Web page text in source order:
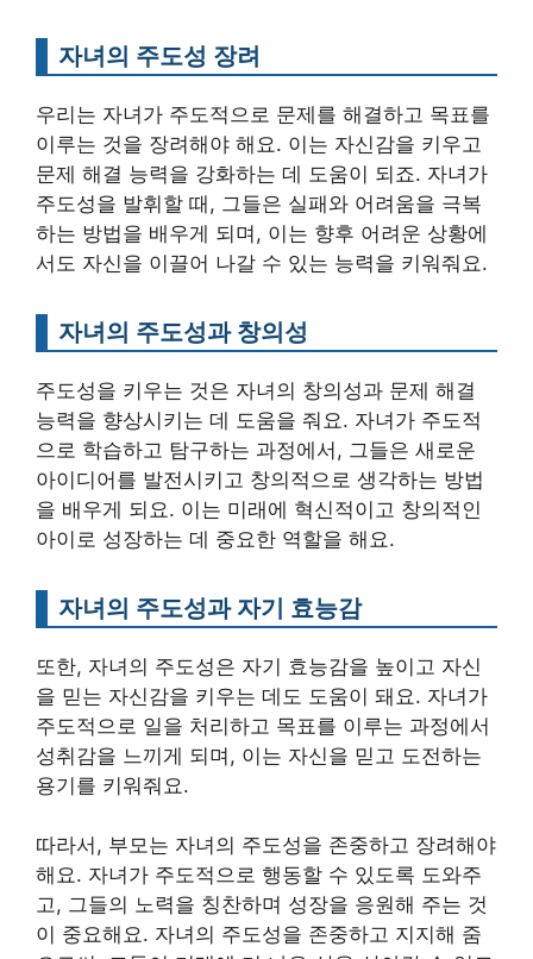
자녀의 주도성 장려
우리는 자녀가 주도적으로 문제를 해결하고 목표를
이루는 것을 장려해야 해요. 이는 자신감을 키우고
문제 해결 능력을 강화하는 데 도움이 되죠. 자녀가
주도성을 발휘할 때, 그들은 실패와 어려움을 극복
하는 방법을 배우게 되며, 이는 향후 어려운 상황에
서도 자신을 이끌어 나갈 수 있는 능력을 키워줘요.
자녀의 주도성과 창의성
주도성을 키우는 것은 자녀의 창의성과 문제 해결
능력을 향상시키는 데 도움을 줘요. 자녀가 주도적
으로 학습하고 탐구하는 과정에서, 그들은 새로운
아이디어를 발전시키고 창의적으로 생각하는 방법
을 배우게 되요. 이는 미래에 혁신적이고 창의적인
아이로 성장하는 데 중요한 역할을 해요.
자녀의 주도성과 자기 효능감
또한, 자녀의 주도성은 자기 효능감을 높이고 자신
을 믿는 자신감을 키우는 데도 도움이 돼요. 자녀가
주도적으로 일을 처리하고 목표를 이루는 과정에서
성취감을 느끼게 되며, 이는 자신을 믿고 도전하는
용기를 키워줘요.
따라서, 부모는 자녀의 주도성을 존중하고 장려해야
해요. 자녀가 주도적으로 행동할 수 있도록 도와주
고, 그들의 노력을 칭찬하며 성장을 응원해 주는 것
이 중요해요. 자녀의 주도성을 존중하고 지지해 줌